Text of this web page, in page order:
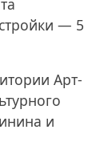
— 5
Арт-
и